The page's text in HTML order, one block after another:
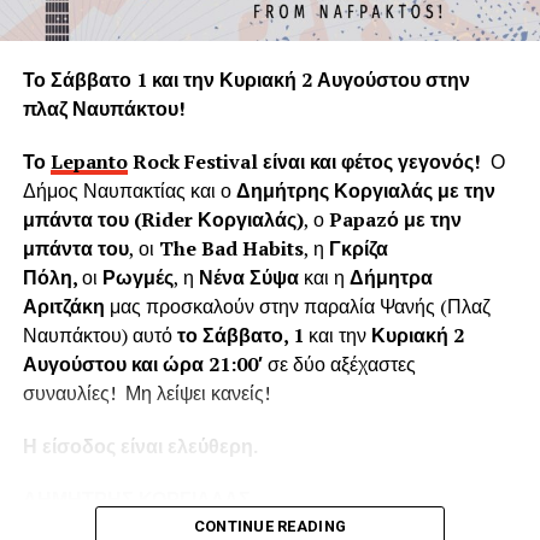
Η «Εφορεία Αρχαιοτήτων Αιτωλοακαρνανίας και
Λευκάδας» υποστηρίζει ψευδώς ότι τα δέντρα που
κόπηκαν δημιουργούσαν προβλήματα στο τείχος του
ενετικού κάστρου. Όμως τα δέντρα του κάστρου
προέρχονται από τις δεντροφυτεύσεις που έγιναν
νομίμως από το 1914 έως το 1939 (έγκριση από το
Υπουργείο Εσωτερικών και κατόπιν από το Υπουργείο
Γεωργίας υπό την γραμματεία του Ιωάννη Μπρικόλα) και
βρίσκονται σε απόσταση ασφαλείας από τα τείχη.
Συνεπώς πολλά από τα δέντρα έχουν ηλικία άνω των 100
ετών χωρίς να έχει αναφερθεί κάποιο πρόβλημα στη
στατικότητα των τειχών που να οφείλεται στην πλήρη
ανάπτυξη του ριζικού συστήματος. Το Δασαρχείο
Ναυπάκτου βεβαιώνει ότι δεν υπάρχει σχετική μελέτη ούτε
Επίσης εντός του κάστρου υπάρχει σύγχρονο σύστημα
Το Σάββατο 1 και την Κυριακή 2 Αυγούστου στην
πλαζ Ναυπάκτου!
ΤοLepantoRockFestivalείναι και φέτος γεγονός! Ο
Δήμος Ναυπακτίας και οΔημήτρης Κοργιαλάς με την
μπάντα του (RiderΚοργιαλάς), οPapazό με την
μπάντα του, οι The Bad Habits, η Γκρίζα
Πόλη,οι Ρωγμές, η Νένα Σύψακαι η Δήμητρα
Αριτζάκη μας προσκαλούν στην παραλία Ψανής (Πλαζ
Ναυπάκτου) αυτότο Σάββατο, 1 και τηνΚυριακή 2
Αυγούστου και ώρα 21:00′σε δύο αξέχαστες
συναυλίες! Μη λείψει κανείς!
Η είσοδος είναι ελεύθερη.
CONTINUE READING